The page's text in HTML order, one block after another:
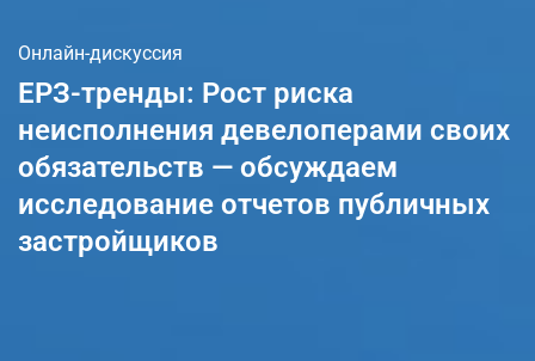
Онлайн-дискуссия
ЕРЗ-тренды: Рост риска
неисполнения девелоперами своих
обязательств — обсуждаем
исследование отчетов публичных
застройщиков